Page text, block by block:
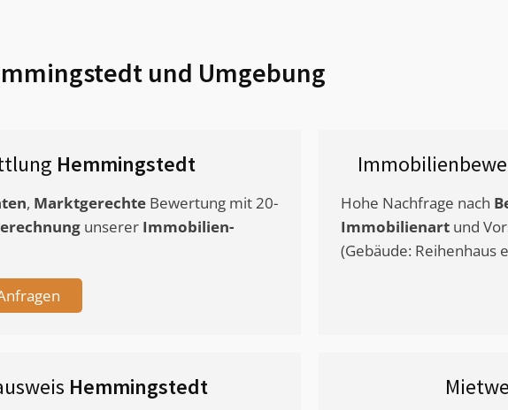
und Umgebung
Hemmingstedt
, Marktgerechte Bewertung mit 20-
unserer Immobilien-
Hohe Nachfrage nach
Immobilienart und
(Gebäude: Reihenhaus
Hemmingstedt